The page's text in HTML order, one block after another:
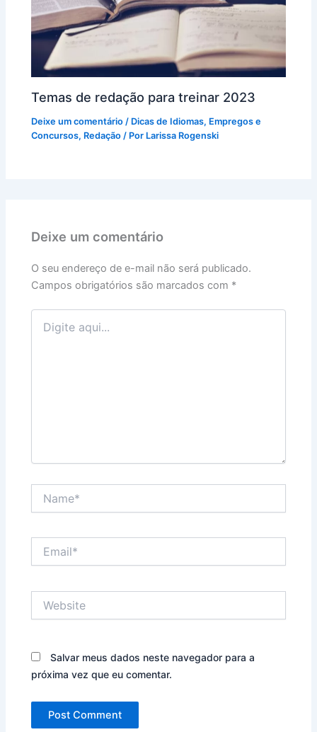
Temas de redação para treinar 2023
Deixe um comentário / Dicas de Idiomas, Empregos e
Concursos, Redação / Por Larissa Rogenski
Deixe um comentário
O seu endereço de e-mail não será publicado.
Campos obrigatórios são marcados com *
Digite
aqui...
Salvar meus dados neste navegador para a
próxima vez que eu comentar.